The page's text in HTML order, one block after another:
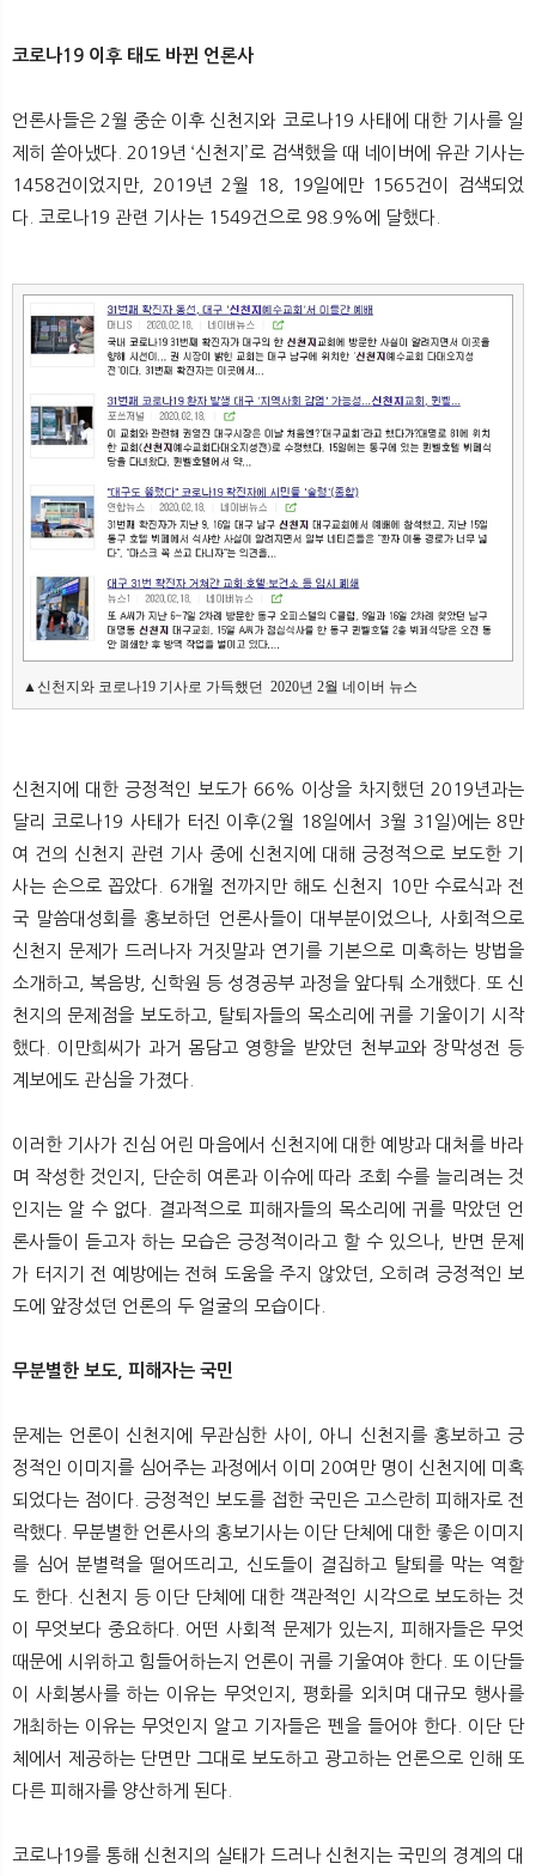
코로나19 이후 태도 바뀐 언론사
언론사들은 2월 중순 이후 신천지와 코로나19 사태에 대한 기사를 일
제히 쏟아냈다. 2019년 ‘신천지’로 검색했을 때 네이버에 유관 기사는
1458건이었지만, 2019년 2월 18, 19일에만 1565건이 검색되었
다. 코로나19 관련 기사는 1549건으로 98.9%에 달했다.
▲신천지와 코로나19 기사로 가득했던  2020년 2월 네이버 뉴스
신천지에 대한 긍정적인 보도가 66% 이상을 차지했던 2019년과는
달리 코로나19 사태가 터진 이후(2월 18일에서 3월 31일)에는 8만
여 건의 신천지 관련 기사 중에 신천지에 대해 긍정적으로 보도한 기
사는 손으로 꼽았다. 6개월 전까지만 해도 신천지 10만 수료식과 전
국 말씀대성회를 홍보하던 언론사들이 대부분이었으나, 사회적으로
신천지 문제가 드러나자 거짓말과 연기를 기본으로 미혹하는 방법을
소개하고, 복음방, 신학원 등 성경공부 과정을 앞다퉈 소개했다. 또 신
천지의 문제점을 보도하고, 탈퇴자들의 목소리에 귀를 기울이기 시작
했다. 이만희씨가 과거 몸담고 영향을 받았던 천부교와 장막성전 등
계보에도 관심을 가졌다.
이러한 기사가 진심 어린 마음에서 신천지에 대한 예방과 대처를 바라
며 작성한 것인지, 단순히 여론과 이슈에 따라 조회 수를 늘리려는 것
인지는 알 수 없다. 결과적으로 피해자들의 목소리에 귀를 막았던 언
론사들이 듣고자 하는 모습은 긍정적이라고 할 수 있으나, 반면 문제
가 터지기 전 예방에는 전혀 도움을 주지 않았던, 오히려 긍정적인 보
도에 앞장섰던 언론의 두 얼굴의 모습이다.
무분별한 보도, 피해자는 국민
문제는 언론이 신천지에 무관심한 사이, 아니 신천지를 홍보하고 긍
정적인 이미지를 심어주는 과정에서 이미 20여만 명이 신천지에 미혹
되었다는 점이다. 긍정적인 보도를 접한 국민은 고스란히 피해자로 전
락했다. 무분별한 언론사의 홍보기사는 이단 단체에 대한 좋은 이미지
를 심어 분별력을 떨어뜨리고, 신도들이 결집하고 탈퇴를 막는 역할
도 한다. 신천지 등 이단 단체에 대한 객관적인 시각으로 보도하는 것
이 무엇보다 중요하다. 어떤 사회적 문제가 있는지, 피해자들은 무엇
때문에 시위하고 힘들어하는지 언론이 귀를 기울여야 한다. 또 이단들
이 사회봉사를 하는 이유는 무엇인지, 평화를 외치며 대규모 행사를
개최하는 이유는 무엇인지 알고 기자들은 펜을 들어야 한다. 이단 단
체에서 제공하는 단면만 그대로 보도하고 광고하는 언론으로 인해 또
다른 피해자를 양산하게 된다.
코로나19를 통해 신천지의 실태가 드러나 신천지는 국민의 경계의 대